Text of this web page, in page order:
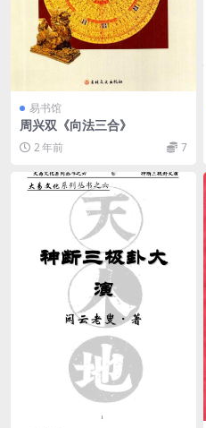
易书馆
周兴双《向法三合》
2 年前 7